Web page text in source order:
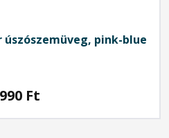
úszószemüveg, pink-blue
Ft